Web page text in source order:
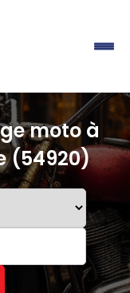
moto à
(54920)